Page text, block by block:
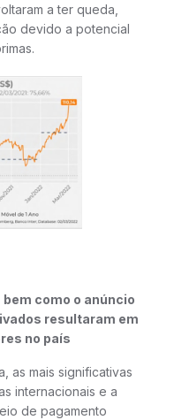
a ter queda,
devido a potencial
como o anúncio
resultaram em
no país
as mais significativas
internacionais e a
de pagamento